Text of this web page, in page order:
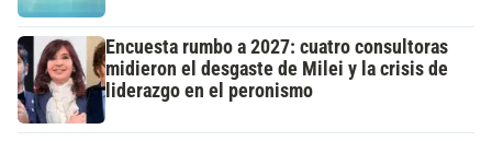
Encuesta rumbo a 2027: cuatro consultoras
midieron el desgaste de Milei y la crisis de
liderazgo en el peronismo